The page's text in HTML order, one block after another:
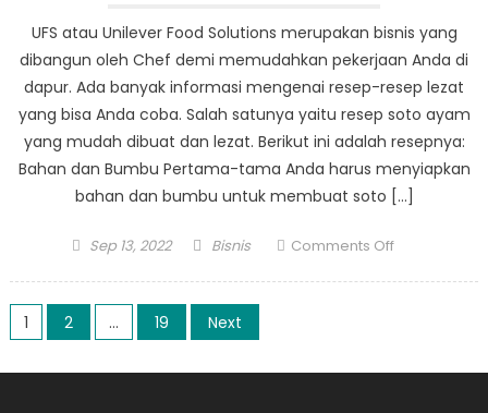
UFS atau Unilever Food Solutions merupakan bisnis yang
dibangun oleh Chef demi memudahkan pekerjaan Anda di
dapur. Ada banyak informasi mengenai resep-resep lezat
yang bisa Anda coba. Salah satunya yaitu resep soto ayam
yang mudah dibuat dan lezat. Berikut ini adalah resepnya:
Bahan dan Bumbu Pertama-tama Anda harus menyiapkan
bahan dan bumbu untuk membuat soto […]
Posted
Sep 13, 2022 Author
Bisnis Comments Offon
UFS
Posts
navigation
1 2 … 19 Next